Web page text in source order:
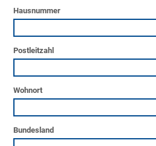
Hausnummer
Postleitzahl
Wohnort
Bundesland